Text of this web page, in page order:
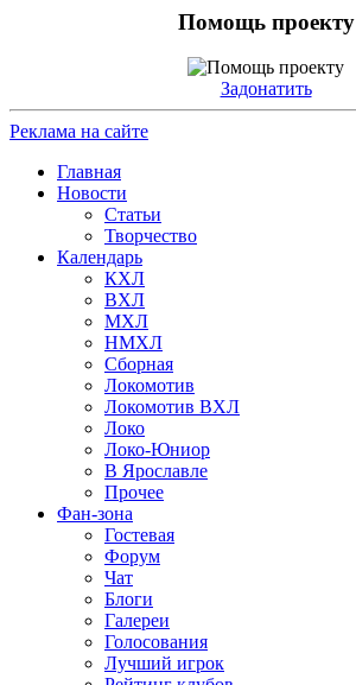
Помощь проекту
Задонатить
Реклама на сайте
Главная
Новости
Статьи
Творчество
Календарь
КХЛ
ВХЛ
МХЛ
НМХЛ
Сборная
Локомотив
Локомотив ВХЛ
Локо
Локо-Юниор
В Ярославле
Прочее
Фан-зона
Гостевая
Форум
Чат
Блоги
Галереи
Голосования
Лучший игрок